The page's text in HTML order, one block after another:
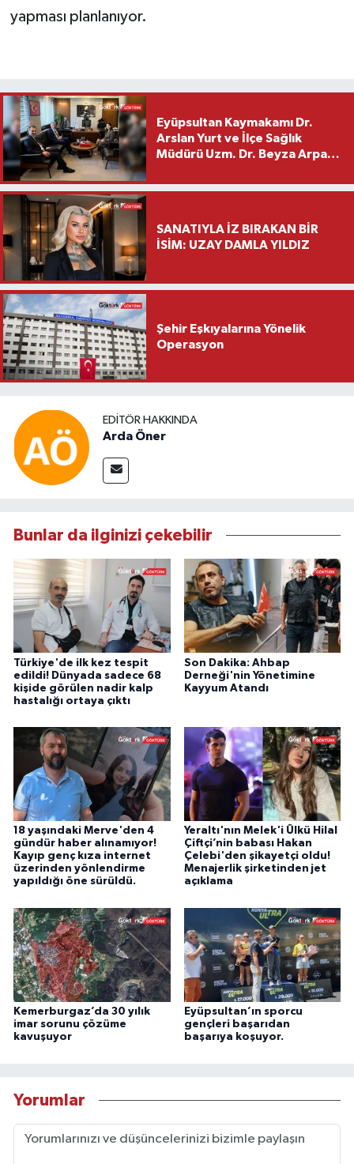
yapması planlanıyor.
Eyüpsultan Kaymakamı Dr.
Arslan Yurt ve İlçe Sağlık
Müdürü Uzm. Dr. Beyza Arpacı
Ziyareti
SANATIYLA İZ BIRAKAN BİR
İSİM: UZAY DAMLA YILDIZ
Şehir Eşkıyalarına Yönelik
Operasyon
EDITÖR HAKKINDA
Arda Öner
Bunlar da ilginizi çekebilir
Türkiye'de ilk kez tespit
edildi! Dünyada sadece 68
kişide görülen nadir kalp
hastalığı ortaya çıktı
Son Dakika: Ahbap
Derneği'nin Yönetimine
Kayyum Atandı
18 yaşındaki Merve'den 4
gündür haber alınamıyor!
Kayıp genç kıza internet
üzerinden yönlendirme
yapıldığı öne sürüldü.
Yeraltı'nın Melek'i Ülkü Hilal
Çiftçi’nin babası Hakan
Çelebi'den şikayetçi oldu!
Menajerlik şirketinden jet
açıklama
Kemerburgaz’da 30 yılık
imar sorunu çözüme
kavuşuyor
Eyüpsultan’ın sporcu
gençleri başarıdan
başarıya koşuyor.
Yorumlar